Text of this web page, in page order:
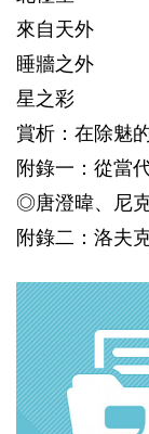
來自天外
睡牆之外
星之彩
賞析：在除魅
附錄一：從當
◎唐澄暐、尼
附錄二：洛夫